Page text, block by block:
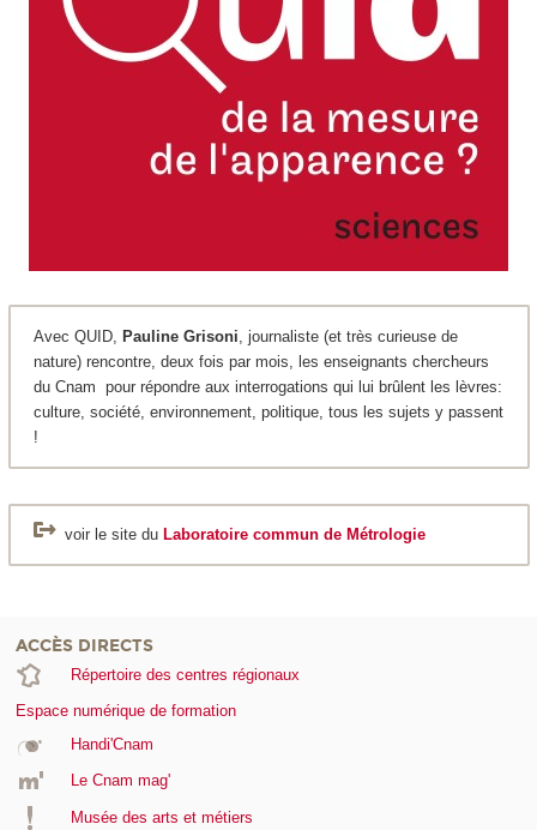
Avec QUID, Pauline Grisoni , journaliste (et très curieuse de
nature) rencontre, deux fois par mois, les enseignants chercheurs
du Cnam pour répondre aux interrogations qui lui brûlent les lèvres:
culture, société, environnement, politique, tous les sujets y passent
!
voir le site du Laboratoire commun de Métrologie
ACCÈS DIRECTS
Répertoire des centres régionaux
Espace numérique de formation
Handi'Cnam
Le Cnam mag'
Musée des arts et métiers